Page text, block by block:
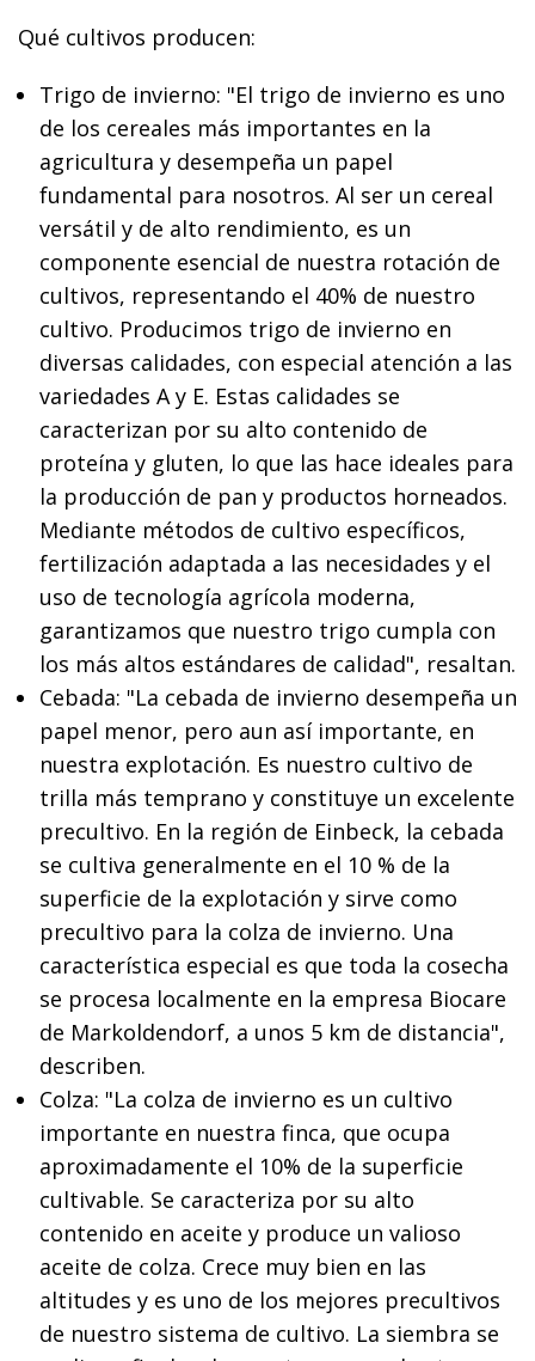
Qué cultivos producen:
Trigo de invierno: "El trigo de invierno es uno
de los cereales más importantes en la
agricultura y desempeña un papel
fundamental para nosotros. Al ser un cereal
versátil y de alto rendimiento, es un
componente esencial de nuestra rotación de
cultivos, representando el 40% de nuestro
cultivo. Producimos trigo de invierno en
diversas calidades, con especial atención a las
variedades A y E. Estas calidades se
caracterizan por su alto contenido de
proteína y gluten, lo que las hace ideales para
la producción de pan y productos horneados.
Mediante métodos de cultivo específicos,
fertilización adaptada a las necesidades y el
uso de tecnología agrícola moderna,
garantizamos que nuestro trigo cumpla con
los más altos estándares de calidad", resaltan.
Cebada: "La cebada de invierno desempeña un
papel menor, pero aun así importante, en
nuestra explotación. Es nuestro cultivo de
trilla más temprano y constituye un excelente
precultivo. En la región de Einbeck, la cebada
se cultiva generalmente en el 10 % de la
superficie de la explotación y sirve como
precultivo para la colza de invierno. Una
característica especial es que toda la cosecha
se procesa localmente en la empresa Biocare
de Markoldendorf, a unos 5 km de distancia",
describen.
Colza: "La colza de invierno es un cultivo
importante en nuestra finca, que ocupa
aproximadamente el 10% de la superficie
cultivable. Se caracteriza por su alto
contenido en aceite y produce un valioso
aceite de colza. Crece muy bien en las
altitudes y es uno de los mejores precultivos
de nuestro sistema de cultivo. La siembra se